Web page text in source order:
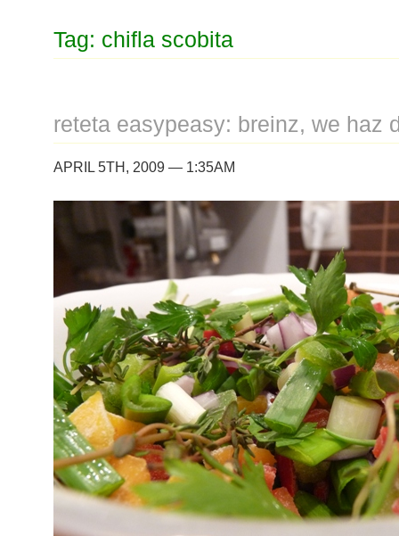
Tag: chifla scobita
reteta easypeasy: breinz, we haz
APRIL 5TH, 2009 — 1:35AM